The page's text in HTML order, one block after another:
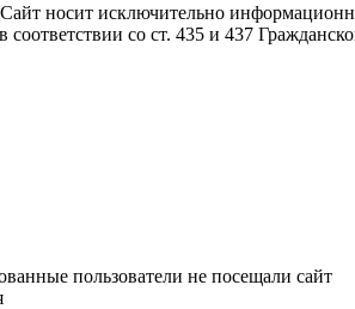
носит исключительно
со ст. 435 и 437
пользователи не посещали сайт